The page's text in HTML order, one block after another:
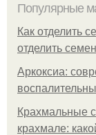
Популярные
Как отделить
отделить
Аркоксиа:
Крахмальные
крахмале: